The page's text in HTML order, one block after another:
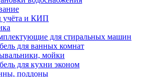
учёта и КИП
для стиральных машин
для ванных комнат
мойки
для кухни эконом
поддоны